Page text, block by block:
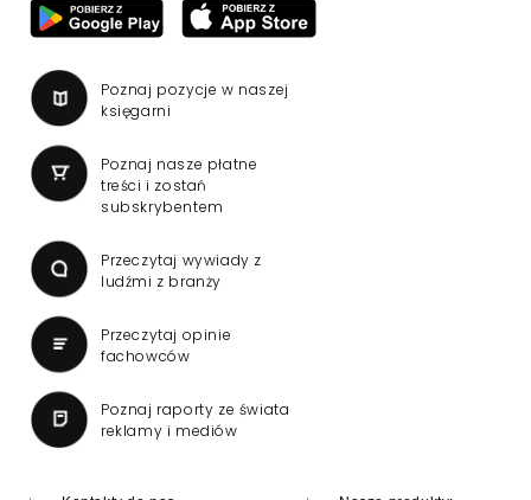
Poznaj pozycje w naszej
księgarni
Poznaj nasze płatne
treści i zostań
subskrybentem
Przeczytaj wywiady z
ludźmi z branży
Przeczytaj opinie
fachowców
Poznaj raporty ze świata
reklamy i mediów